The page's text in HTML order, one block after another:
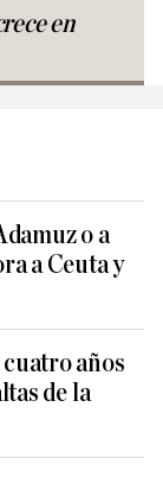
en
o a
a Ceuta y
años
de la